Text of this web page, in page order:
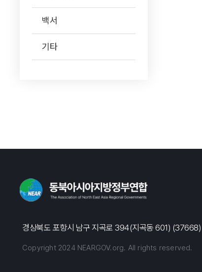
백서
기타
경상북도 포항시 남구 지곡로 394(지곡동 601) (37668)
Copyright 2024 NEARGOV.org. All rights reserved.